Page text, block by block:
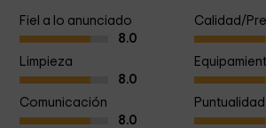
Fiel a lo anunciado
8.0
Calidad/
Limpieza
8.0
Comunicación
8.0
Puntualidad